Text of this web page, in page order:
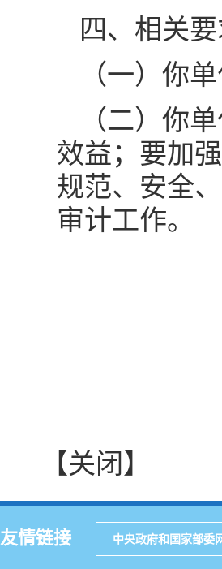
四、相关
（一）你
（二）你
效益；要加
规范、安全
审计工作。
【关闭】
友情链接 中央政府和国家部委